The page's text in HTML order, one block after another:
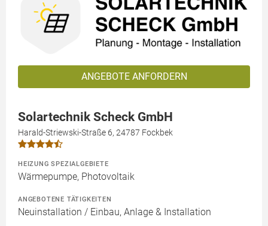
ANGEBOTE ANFORDERN
Solartechnik Scheck GmbH
Harald-Striewski-Straße 6, 24787 Fockbek
HEIZUNG SPEZIALGEBIETE
Wärmepumpe, Photovoltaik
ANGEBOTENE TÄTIGKEITEN
Neuinstallation / Einbau, Anlage & Installation